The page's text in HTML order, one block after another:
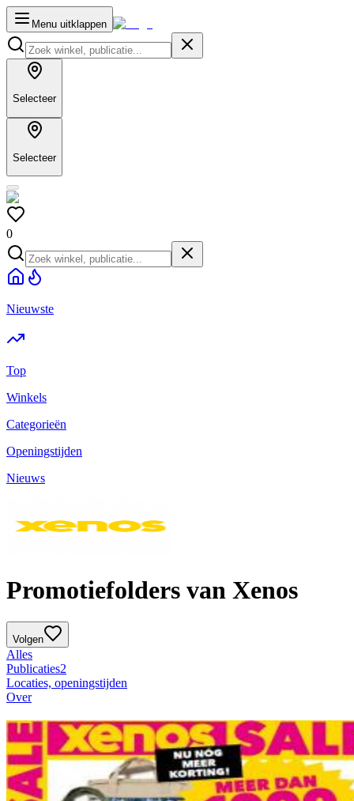
Menu uitklappen
Selecteer
Selecteer
0
Nieuwste
Top
Winkels
Categorieën
Openingstijden
Nieuws
Promotiefolders van Xenos
Volgen
Alles
Publicaties2
Locaties, openingstijden
Over